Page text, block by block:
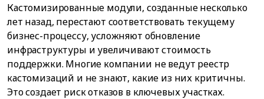
Кастомизированные модули, созданные несколько
лет назад, перестают соответствовать текущему
бизнес-процессу, усложняют обновление
инфраструктуры и увеличивают стоимость
поддержки. Многие компании не ведут реестр
кастомизаций и не знают, какие из них критичны.
Это создает риск отказов в ключевых участках.